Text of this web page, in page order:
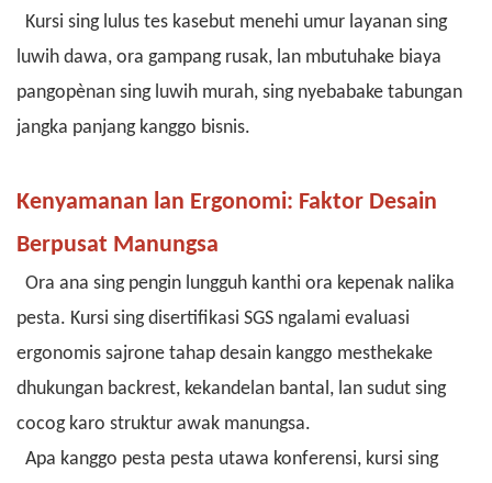
Kursi sing lulus tes kasebut menehi umur layanan sing
luwih dawa, ora gampang rusak, lan mbutuhake biaya
pangopènan sing luwih murah, sing nyebabake tabungan
jangka panjang kanggo bisnis.
Kenyamanan lan Ergonomi: Faktor Desain
Berpusat Manungsa
Ora ana sing pengin lungguh kanthi ora kepenak nalika
pesta. Kursi sing disertifikasi SGS ngalami evaluasi
ergonomis sajrone tahap desain kanggo mesthekake
dhukungan backrest, kekandelan bantal, lan sudut sing
cocog karo struktur awak manungsa.
Apa kanggo pesta pesta utawa konferensi, kursi sing